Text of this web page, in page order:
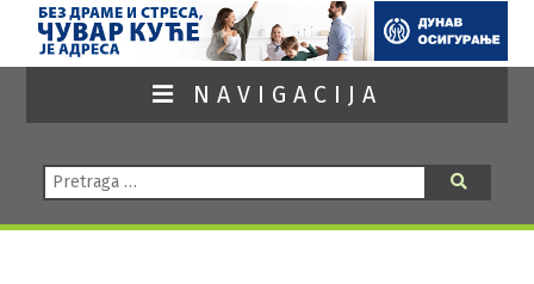
NAVIGACIJA
Pretraga: